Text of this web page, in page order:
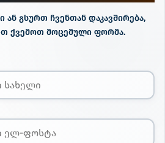
ან გსურთ ჩვენთან დაკავშირება,
ქვემოთ მოცემული ფორმა.